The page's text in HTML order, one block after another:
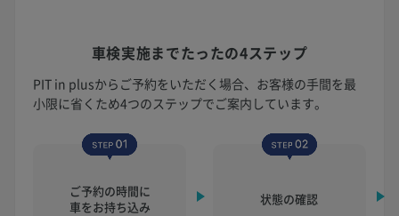
車検実施までたったの4ステップ
PIT in plusからご予約をいただく場合、お客様の手間を最
小限に省くため4つのステップでご案内しています。
ご予約の時間に
車をお持ち込み
状態の確認